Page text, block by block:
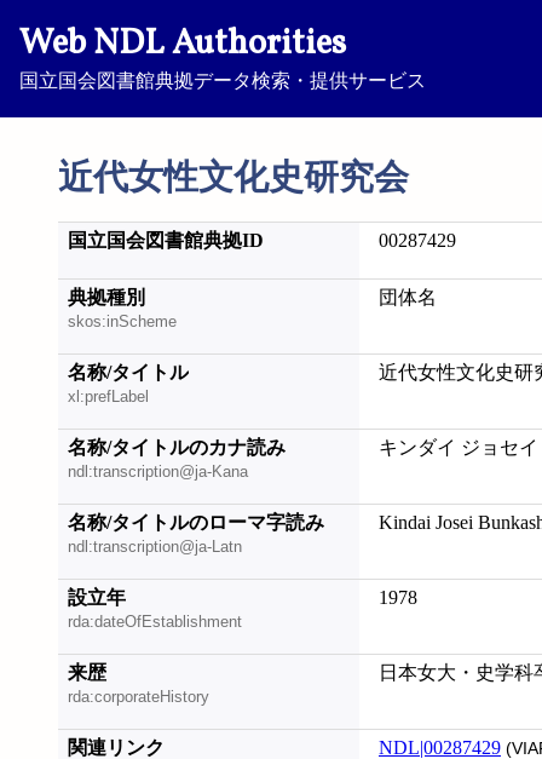
Web NDL Authorities
国立国会図書館典拠データ検索・提供サービス
近代女性文化史研究会
国立国会図書館典拠ID 00287429
典拠種別
skos:inScheme
団体名
名称/タイトル
xl:prefLabel
近代女性文化史研
名称/タイトルのカナ読み
ndl:transcription@ja-Kana
キンダイ ジョセ
名称/タイトルのローマ字読み
ndl:transcription@ja-Latn
Kindai Josei
設立年
rda:dateOfEstablishment
1978
来歴
rda:corporateHistory
日本女大・史学
関連リンク NDL|00287429